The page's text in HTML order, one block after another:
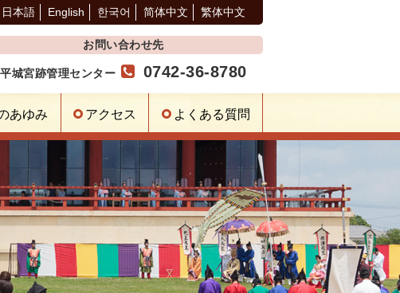
日本語 English 한국어 简体中文 繁体中文
お問い合わせ先
平城宮跡管理センター 0742-36-8780
あゆみ アクセス よくある質問